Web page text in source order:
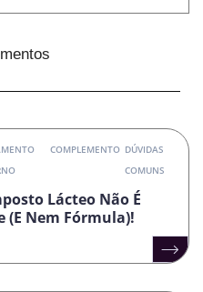
COMPLEMENTO DÚVIDAS
COMUNS
Lácteo Não É
(e Nem Fórmula)!